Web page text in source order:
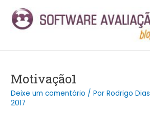
para
Motivação1
Deixe um comentário / PorRodrigo Dias
2017
navigation